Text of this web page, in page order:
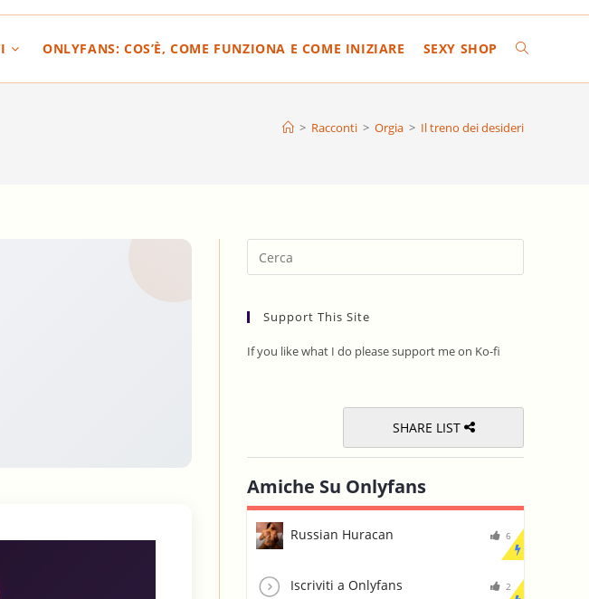
ONLYFANS: COS’È, COME FUNZIONA E COME INIZIARE SEXY SHOP ATTIVA/
> Racconti > Orgia > Il treno dei desideri
Escape
Support This Site
If you like what I do please support me on Ko-fi
SHARE LIST
Amiche Su Onlyfans
Russian Huracan 6
Iscriviti a Onlyfans 2